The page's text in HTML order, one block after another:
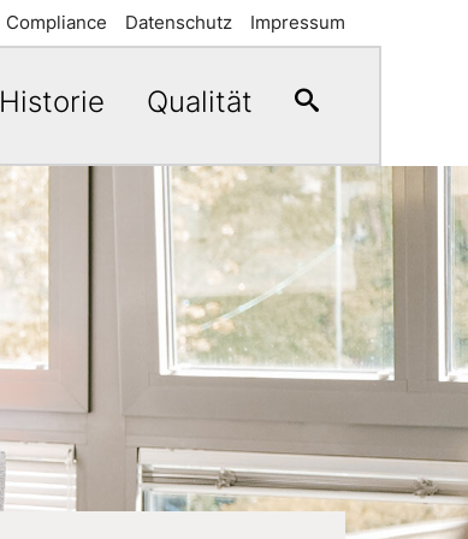
Compliance Datenschutz Impressum
Historie Qualität